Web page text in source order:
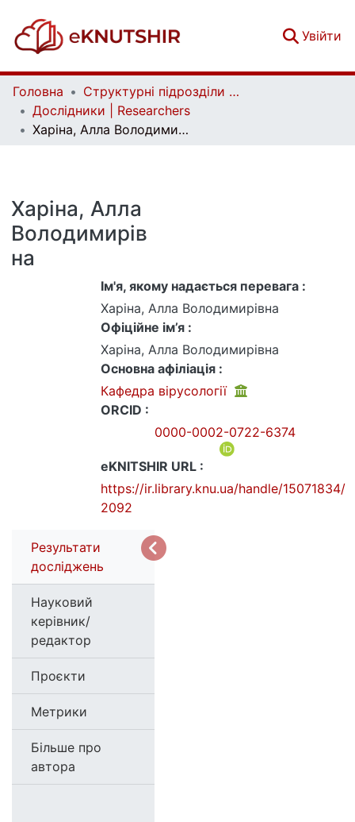
Увійти
Головна
Структурні підрозділи Київського національного університету імені Тараса Шевченка та Організації | Faculties, Institutes and Departments of Taras Shevchenko National University of Kyiv and Organizations
Дослідники | Researchers
Харіна, Алла Володимирівна
Харіна, Алла
Володимирів
на
Ім'я, якому надається перевага :
Харіна, Алла Володимирівна
Офіційне ім’я :
Харіна, Алла Володимирівна
Основна афіліація :
Кафедра вірусології
ORCID :
0000-0002-0722-6374
eKNITSHIR URL :
https://ir.library.knu.ua/handle/15071834/
2092
Результати
досліджень
Науковий
керівник/
редактор
Проєкти
Метрики
Більше про
автора